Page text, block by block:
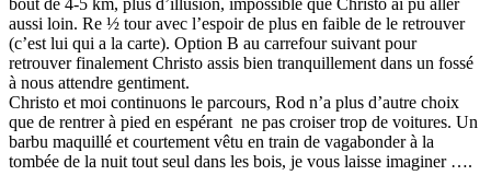
aussi loin. Re ½ tour avec l’espoir de plus en faible de le retrouver
(c’est lui qui a la carte). Option B au carrefour suivant pour
retrouver finalement Christo assis bien tranquillement dans un fossé
à nous attendre gentiment.
Christo et moi continuons le parcours, Rod n’a plus d’autre choix
que de rentrer à pied en espérant ne pas croiser trop de voitures. Un
barbu maquillé et courtement vêtu en train de vagabonder à la
tombée de la nuit tout seul dans les bois, je vous laisse imaginer ….